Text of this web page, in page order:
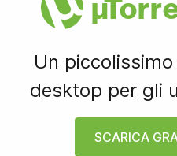
µ
Un
desktop per gli
SCARICA